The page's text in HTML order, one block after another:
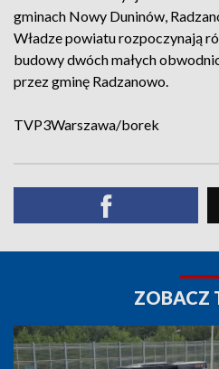
gminach Nowy Duninów,
Władze powiatu rozpoczynają
budowy dwóch małych
przez gminę Radzanowo.
TVP3Warszawa/borek
ZOBACZ